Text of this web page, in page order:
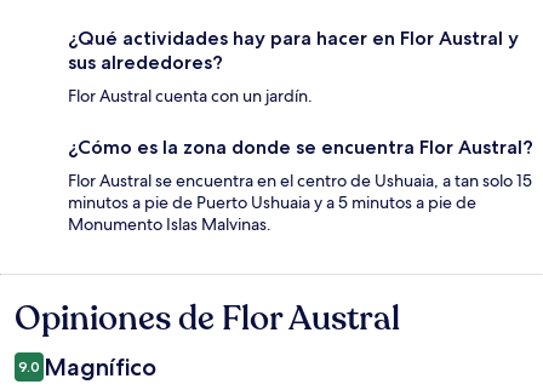
¿Qué actividades hay para hacer en Flor Austral y
sus alrededores?
Flor Austral cuenta con un jardín.
¿Cómo es la zona donde se encuentra Flor Austral?
Flor Austral se encuentra en el centro de Ushuaia, a tan solo 15
minutos a pie de Puerto Ushuaia y a 5 minutos a pie de
Monumento Islas Malvinas.
Opiniones
Opiniones de Flor Austral
9.0 Magnífico